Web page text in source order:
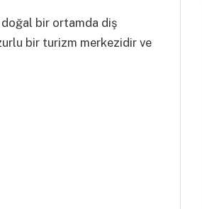
doğal bir ortamda diş
bir turizm merkezidir ve